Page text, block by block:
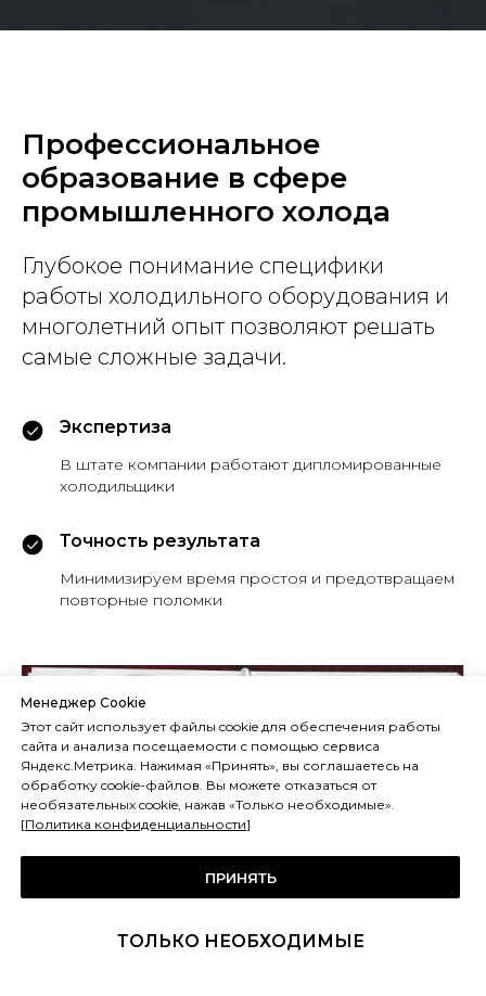
Профессиональное
образование в сфере
промышленного холода
Глубокое понимание специфики
работы холодильного оборудования и
многолетний опыт позволяют решать
самые сложные задачи.
Экспертиза
В штате компании работают дипломированные
холодильщики
Точность результата
Минимизируем время простоя и предотвращаем
повторные поломки
Менеджер Cookie
Этот сайт использует файлы cookie для обеспечения работы
сайта и анализа посещаемости с помощью сервиса
Яндекс.Метрика. Нажимая «Принять», вы соглашаетесь на
обработку cookie-файлов. Вы можете отказаться от
необязательных cookie, нажав «Только необходимые».
[Политика конфиденциальности]
ПРИНЯТЬ
ТОЛЬКО НЕОБХОДИМЫЕ